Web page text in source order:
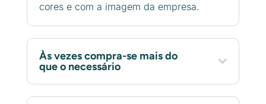
cores e com a imagem da empresa.
Às vezes compra-se mais do
que o necessário